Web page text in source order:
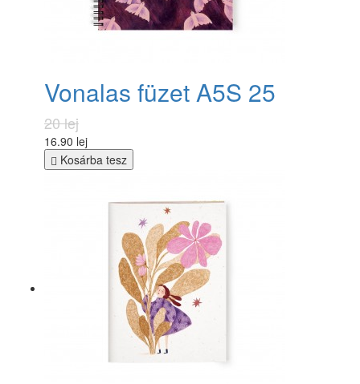
Vonalas füzet A5S 25
20 lej
16.90 lej
Kosárba tesz